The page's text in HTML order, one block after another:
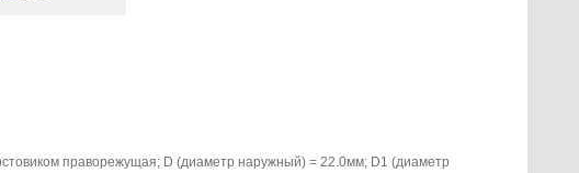
праворежущая; D (диаметр наружный) = 22.0мм; D1 (диаметр